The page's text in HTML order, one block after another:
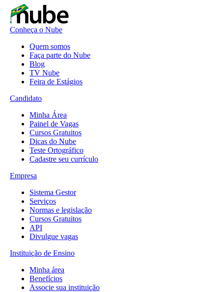
Conheça o Nube
Quem somos
Faça parte do Nube
Blog
TV Nube
Feira de Estágios
Candidato
Minha Área
Painel de Vagas
Cursos Gratuitos
Dicas do Nube
Teste Ortográfico
Cadastre seu currículo
Empresa
Sistema Gestor
Serviços
Normas e legislação
Cursos Gratuitos
API
Divulgue vagas
Instituição de Ensino
Minha área
Benefícios
Associe sua instituição